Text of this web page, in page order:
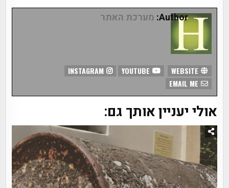
Author: מערכת האתר
INSTAGRAM
אולי יעניין אותך גם: